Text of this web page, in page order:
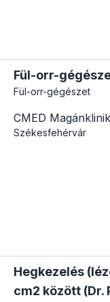
Fül-orr-
Fül-orr-gégészet
CMED
Székesfehérvár
Hegkezelés
cm2 között (Dr.